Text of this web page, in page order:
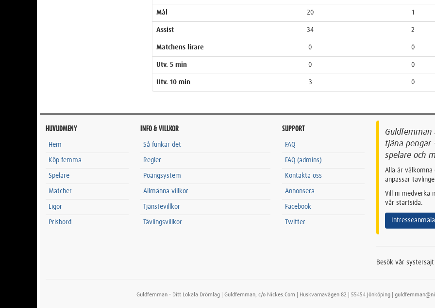
Mål 20 1
Assist 34 2
Matchens lirare 0 0
Utv. 5 min 0 0
Utv. 10 min 3 0
HUVUDMENY
Hem
Köp femma
Spelare
Matcher
Ligor
Prisbord
INFO & VILLKOR
Så funkar det
Regler
Poängsystem
Allmänna villkor
Tjänstevillkor
Tävlingsvillkor
SUPPORT
FAQ
FAQ (admins)
Kontakta oss
Annonsera
Facebook
Twitter
tjäna pengar
spelare och
Alla är välkomna
anpassar
Vill ni medverka
vår startsida.
Besök vår
Guldfemman - Ditt Lokala Drömlag | Guldfemman, c/o Nickes.Com | Huskvarnavägen 82 | 55454 Jönköping |